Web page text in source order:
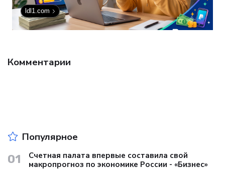
ldl1.com
Комментарии
Популярное
01
Счетная палата впервые составила свой
макропрогноз по экономике России - «Бизнес»